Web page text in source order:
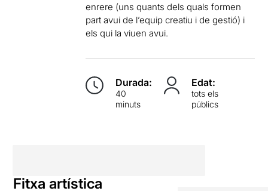
enrere (uns quants dels quals formen
part avui de l’equip creatiu i de gestió) i
els qui la viuen avui.
Durada:
40
minuts
Edat:
tots els
públics
Fitxa artística